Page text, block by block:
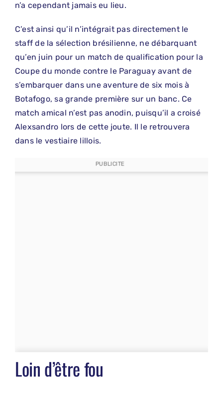
n’a cependant jamais eu lieu.
C’est ainsi qu’il n’intégrait pas directement le
staff de la sélection brésilienne, ne débarquant
qu’en juin pour un match de qualification pour la
Coupe du monde contre le Paraguay avant de
s’embarquer dans une aventure de six mois à
Botafogo, sa grande première sur un banc. Ce
match amical n’est pas anodin, puisqu’il a croisé
Alexsandro lors de cette joute. Il le retrouvera
dans le vestiaire lillois.
PUBLICITE
Loin d’être fou